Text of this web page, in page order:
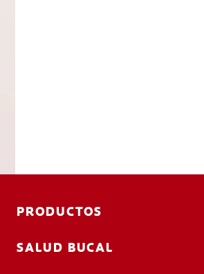
PRODUCTOS
SALUD BUCAL